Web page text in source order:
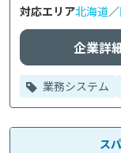
対応エリア北海道／
企業詳
業務システム
ス